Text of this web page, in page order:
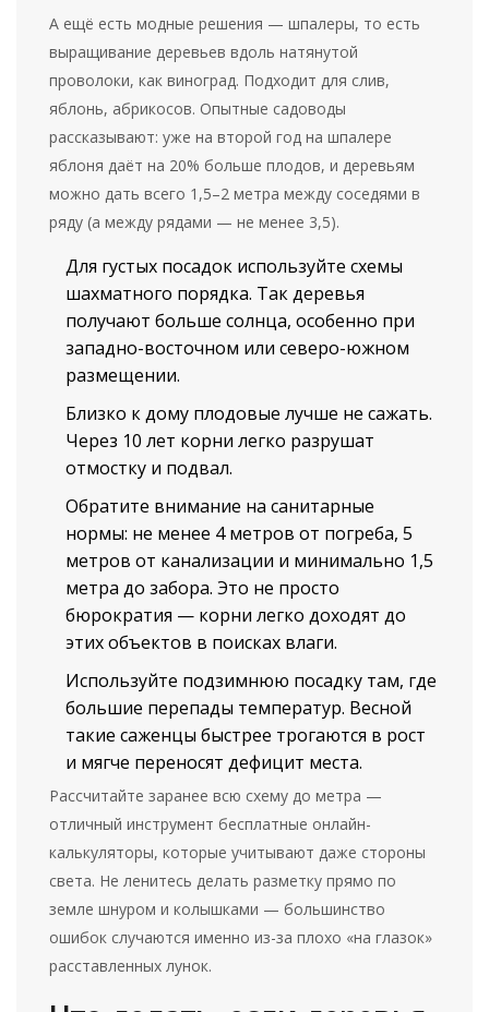
А ещё есть модные решения — шпалеры, то есть
выращивание деревьев вдоль натянутой
проволоки, как виноград. Подходит для слив,
яблонь, абрикосов. Опытные садоводы
рассказывают: уже на второй год на шпалере
яблоня даёт на 20% больше плодов, и деревьям
можно дать всего 1,5–2 метра между соседями в
ряду (а между рядами — не менее 3,5).
Для густых посадок используйте схемы
шахматного порядка. Так деревья
получают больше солнца, особенно при
западно-восточном или северо-южном
размещении.
Близко к дому плодовые лучше не сажать.
Через 10 лет корни легко разрушат
отмостку и подвал.
Обратите внимание на санитарные
нормы: не менее 4 метров от погреба, 5
метров от канализации и минимально 1,5
метра до забора. Это не просто
бюрократия — корни легко доходят до
этих объектов в поисках влаги.
Используйте подзимнюю посадку там, где
большие перепады температур. Весной
такие саженцы быстрее трогаются в рост
и мягче переносят дефицит места.
Рассчитайте заранее всю схему до метра —
отличный инструмент бесплатные онлайн-
калькуляторы, которые учитывают даже стороны
света. Не ленитесь делать разметку прямо по
земле шнуром и колышками — большинство
ошибок случаются именно из-за плохо «на глазок»
расставленных лунок.